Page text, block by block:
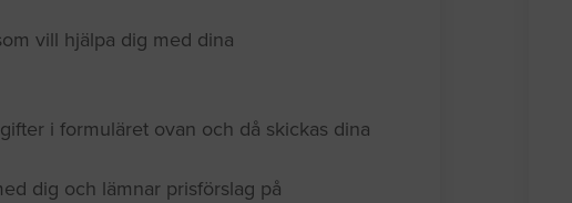
vill hjälpa dig med dina
i formuläret ovan och då skickas dina
dig och lämnar prisförslag på